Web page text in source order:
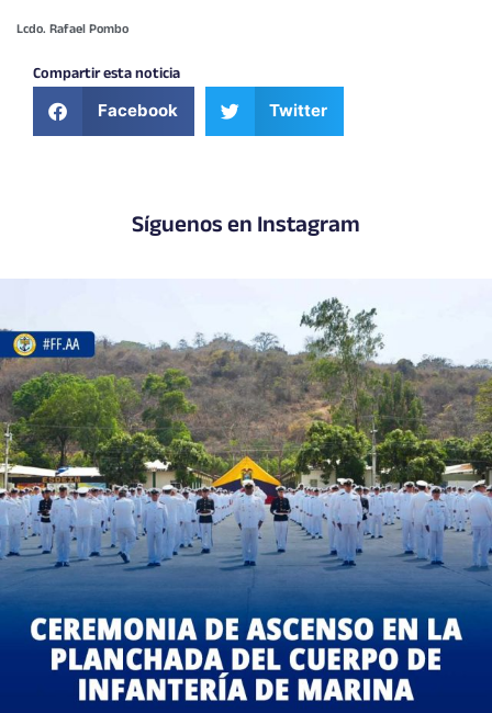
Lcdo. Rafael Pombo
Compartir esta noticia
Facebook Twitter
Síguenos en Instagram